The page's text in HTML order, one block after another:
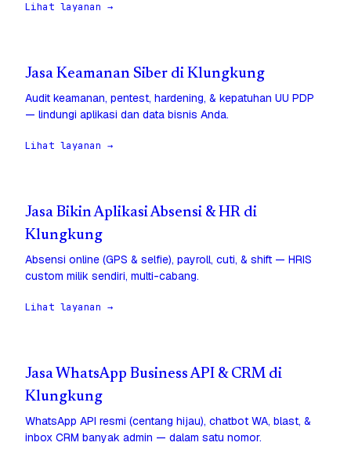
Lihat layanan →
Jasa Keamanan Siber di Klungkung
Audit keamanan, pentest, hardening, & kepatuhan UU PDP
— lindungi aplikasi dan data bisnis Anda.
Lihat layanan →
Jasa Bikin Aplikasi Absensi & HR di
Klungkung
Absensi online (GPS & selfie), payroll, cuti, & shift — HRIS
custom milik sendiri, multi-cabang.
Lihat layanan →
Jasa WhatsApp Business API & CRM di
Klungkung
WhatsApp API resmi (centang hijau), chatbot WA, blast, &
inbox CRM banyak admin — dalam satu nomor.